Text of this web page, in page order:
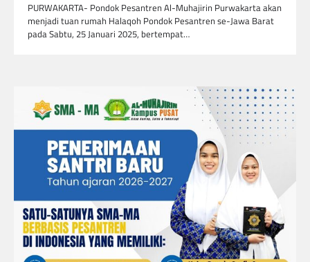
PURWAKARTA- Pondok Pesantren Al-Muhajirin Purwakarta akan
menjadi tuan rumah Halaqoh Pondok Pesantren se-Jawa Barat
pada Sabtu, 25 Januari 2025, bertempat…